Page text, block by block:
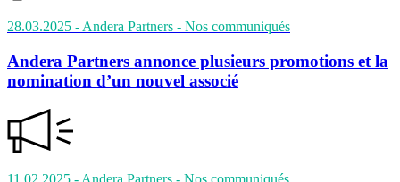
28.03.2025 - Andera Partners - Nos communiqués
Andera Partners annonce plusieurs promotions et la
nomination d’un nouvel associé
11.02.2025 - Andera Partners - Nos communiqués